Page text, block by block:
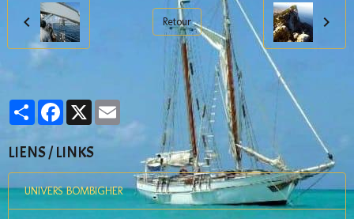
Retour
PartagerFacebook
X
LIENS / LINKS
UNIVERS BOMBIGHER